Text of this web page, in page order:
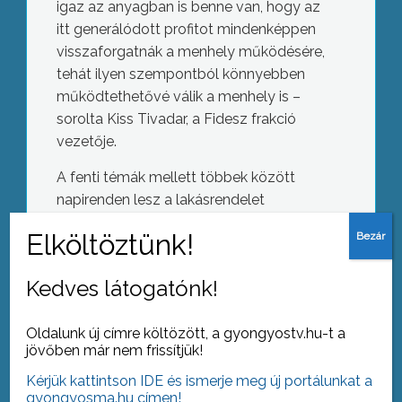
igaz az anyagban is benne van, hogy az
itt generálódott profitot mindenképpen
visszaforgatnák a menhely működésére,
tehát ilyen szempontból könnyebben
működtethetővé válik a menhely is –
sorolta Kiss Tivadar, a Fidesz frakció
vezetője.
A fenti témák mellett többek között
napirenden lesz a lakásrendelet
támogatási ügyekben hozott döntések
AZ AKTUÁLIS NAPI HÍREI
Jótékonysági városbál
Kedves látogatónk!
Oldalunk új címre költözött, a gyongyostv.hu-t a
jövőben már nem frissítjük!
Kérjük kattintson IDE és ismerje meg új portálunkat a
gyongyosma.hu címen!